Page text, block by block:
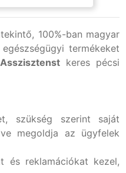
100%-ban magyar
termékeket
keres pécsi
szükség szerint saját
megoldja az ügyfelek
és reklamációkat kezel,